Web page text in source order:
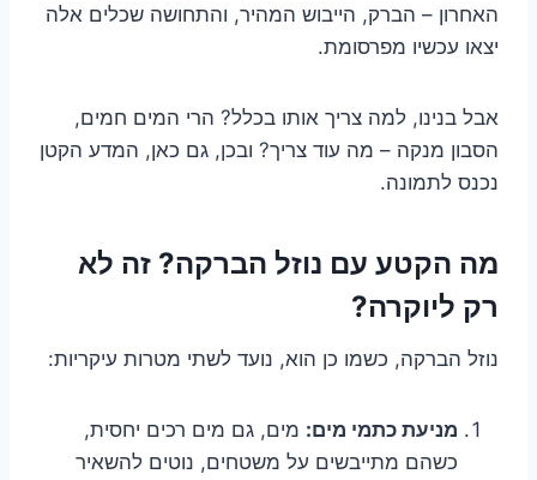
האחרון – הברק, הייבוש המהיר, והתחושה שכלים אלה
יצאו עכשיו מפרסומת.
אבל בנינו, למה צריך אותו בכלל? הרי המים חמים,
הסבון מנקה – מה עוד צריך? ובכן, גם כאן, המדע הקטן
נכנס לתמונה.
מה הקטע עם נוזל הברקה? זה לא
רק ליוקרה?
נוזל הברקה, כשמו כן הוא, נועד לשתי מטרות עיקריות:
מניעת כתמי מים: מים, גם מים רכים יחסית,
כשהם מתייבשים על משטחים, נוטים להשאיר